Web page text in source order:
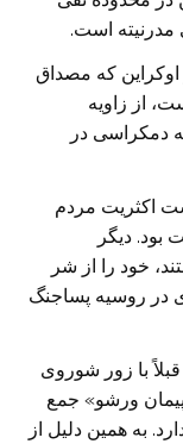
است.
که مصداق
از زاویه
دمکراسی در
اکثریت مردم
بود. دیگر
خود را از شر
در روسیه پساجنگ
با زور شوروی
ورشو» جمع
به همین دلیل از